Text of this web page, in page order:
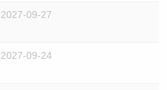
2027-09-27
2027-09-24